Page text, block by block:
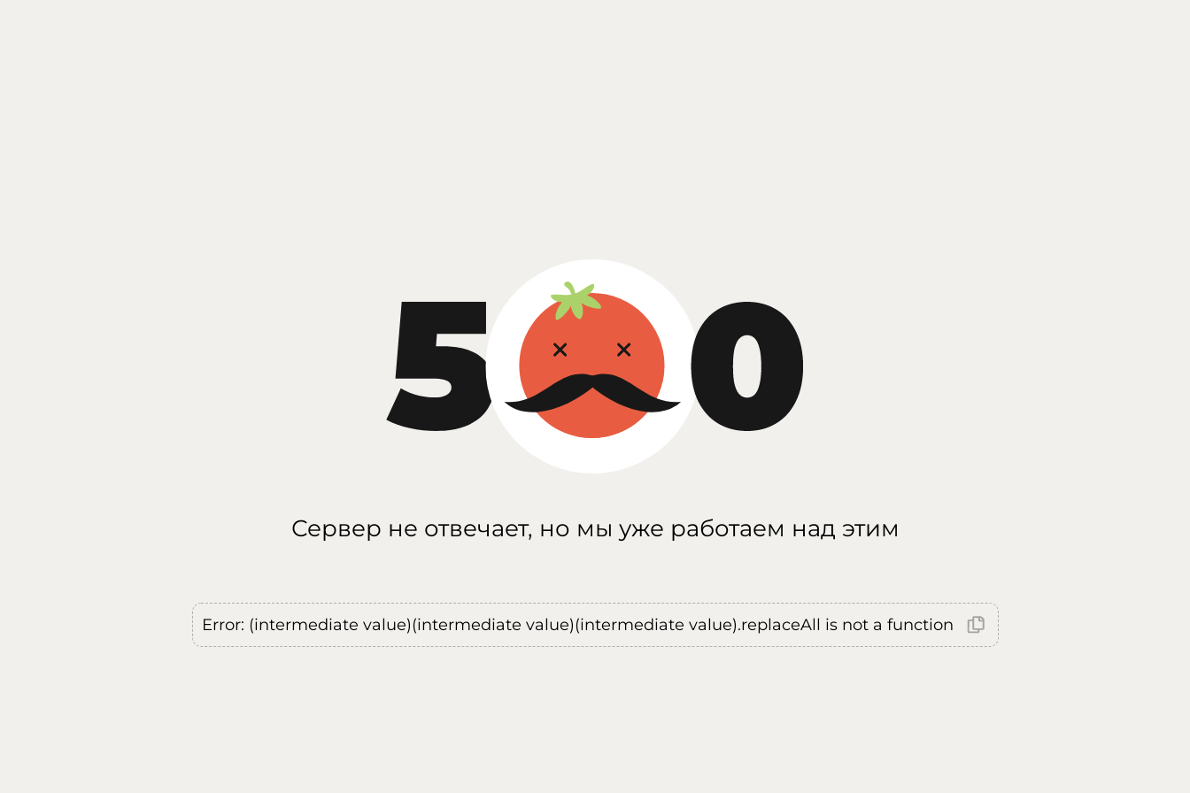
Сервер не отвечает, но мы уже работаем над этим
Error: (intermediate value)(intermediate value)(intermediate value).replaceAll is not a function